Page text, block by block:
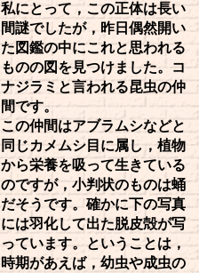
私にとって，この正体は長い
間謎でしたが，昨日偶然開い
た図鑑の中にこれと思われる
ものの図を見つけました。コ
ナジラミと言われる昆虫の仲
間です。
この仲間はアブラムシなどと
同じカメムシ目に属し，植物
から栄養を吸って生きている
のですが，小判状のものは蛹
だそうです。確かに下の写真
には羽化して出た脱皮殻が写
っています。ということは，
時期があえば，幼虫や成虫の